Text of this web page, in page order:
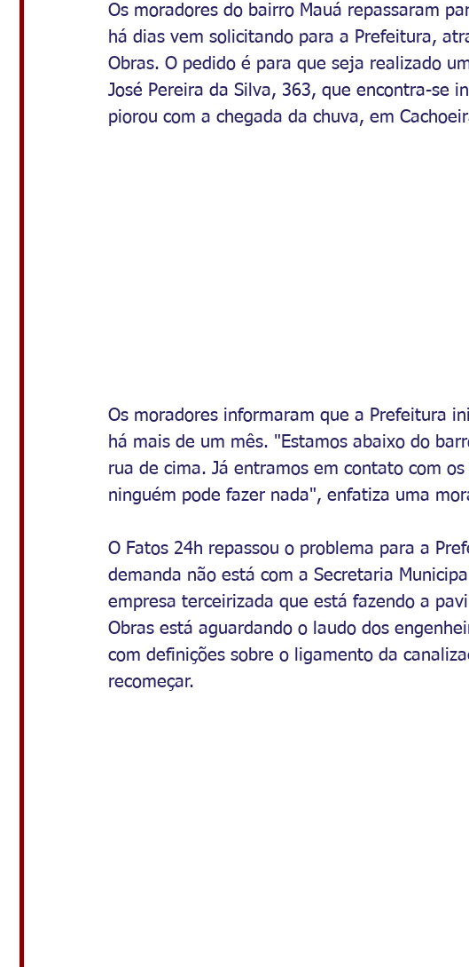
Os moradores do bairro Mauá repassaram
há dias vem solicitando para a Prefeitura,
Obras. O pedido é para que seja realizado
José Pereira da Silva, 363, que encontra-se
piorou com a chegada da chuva, em
Os moradores informaram que a Prefeitura
há mais de um mês. "Estamos abaixo do
rua de cima. Já entramos em contato com
ninguém pode fazer nada", enfatiza uma
O Fatos 24h repassou o problema para a
demanda não está com a Secretaria
empresa terceirizada que está fazendo a
Obras está aguardando o laudo dos
com definições sobre o ligamento da
recomeçar.